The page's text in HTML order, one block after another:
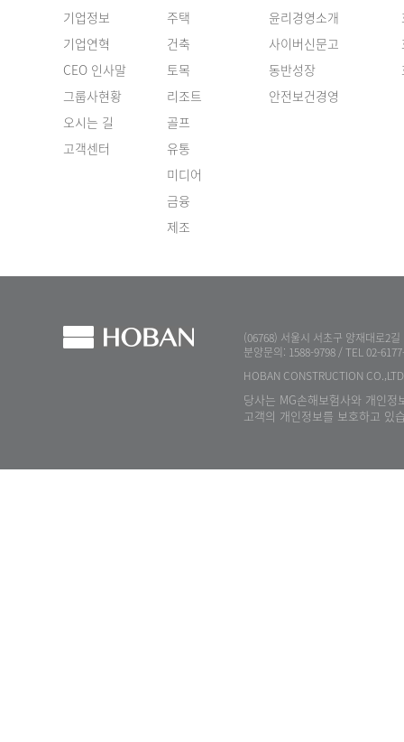
기업정보
기업연혁
CEO 인사말
그룹사현황
오시는 길
고객센터
주택
건축
토목
리조트
골프
유통
미디어
금융
제조
윤리경영소개
사이버신문고
동반성장
안전보건경영
(06768) 서울시 서초구 양재대로2
분양문의: 1588-9798 / TEL 02-
HOBAN CONSTRUCTION
당사는 MG손해보험사와 개인
고객의 개인정보를 보호하고 있